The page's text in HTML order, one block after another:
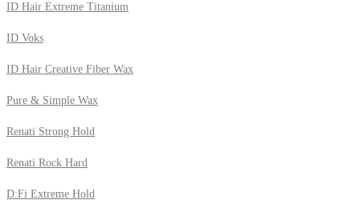
ID Hair Extreme Titanium
ID Voks
ID Hair Creative Fiber Wax
Pure & Simple Wax
Renati Strong Hold
Renati Rock Hard
D:Fi Extreme Hold